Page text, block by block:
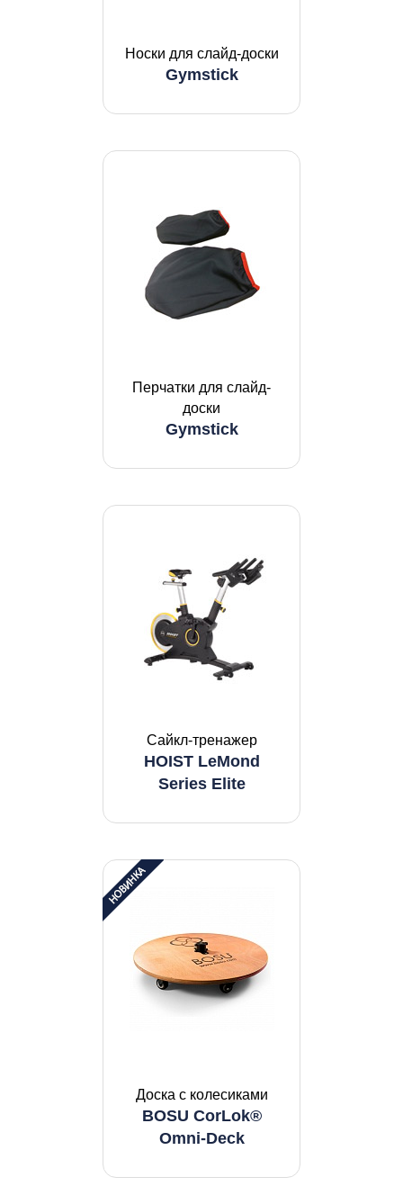
Носки для слайд-доски
Gymstick
Перчатки для слайд-
доски
Gymstick
Сайкл-тренажер
HOIST LeMond
Series Elite
Доска с колесиками
BOSU CorLok®
Omni-Deck